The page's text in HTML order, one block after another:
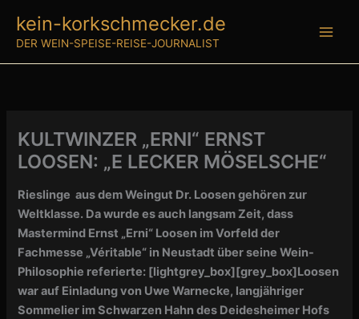
Inhalt
springen
kein-korkschmecker.de
DER WEIN-SPEISE-REISE-JOURNALIST
KULTWINZER „ERNI“ ERNST
LOOSEN: „E LECKER MÖSELSCHE“
Rieslinge aus dem Weingut Dr. Loosen gehören zur
Weltklasse. Da wurde es auch langsam Zeit, dass
Mastermind Ernst „Erni“ Loosen im Vorfeld der
Fachmesse „Véritable“ in Neustadt über seine Wein-
Philosophie referierte: [lightgrey_box][grey_box]Loosen
war auf Einladung von Uwe Warnecke, langjähriger
Sommelier im Schwarzen Hahn des Deidesheimer Hofs